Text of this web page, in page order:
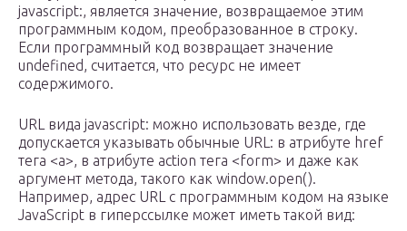
javascript:, является значение, возвращаемое этим
программным кодом, преобразованное в строку.
Если программный код возвращает значение
undefined, считается, что ресурс не имеет
содержимого.
URL вида javascript: можно использовать везде, где
допускается указывать обычные URL: в атрибуте href
тега <a>, в атрибуте action тега <form> и даже как
аргумент метода, такого как window.open().
Например, адрес URL с программным кодом на языке
JavaScript в гиперссылке может иметь такой вид: